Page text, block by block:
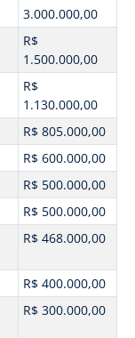
3.000.000,00
R$
1.500.000,00
R$
1.130.000,00
R$ 805.000,00
R$ 600.000,00
R$ 500.000,00
R$ 500.000,00
R$ 468.000,00
R$ 400.000,00
R$ 300.000,00